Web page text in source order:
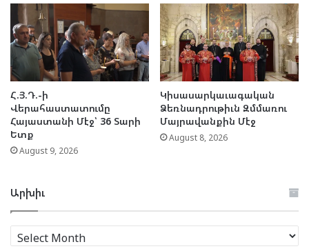
Հ.Յ.Դ.-ի
Վերահաստատումը
Հայաստանի Մէջ՝ 36 Տարի
Ետք
August 9, 2026
Կիսասարկաւագական
Ձեռնադրութիւն Զմմառու
Մայրավանքին Մէջ
August 8, 2026
Արխիւ
Արխիւ